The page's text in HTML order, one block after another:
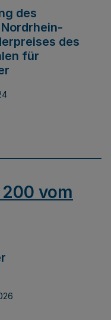
des
des
für
vom